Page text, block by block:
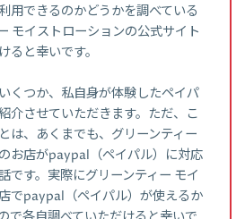
用できるのかどうかを調べている
モイストローションの公式サイト
ると幸いです。
くつか、私自身が体験したペイパ
介させていただきます。ただ、こ
は、あくまでも、グリーンティー
お店がpaypal（ペイパル）に対応
です。実際にグリーンティー モイ
でpaypal（ペイパル）が使えるか